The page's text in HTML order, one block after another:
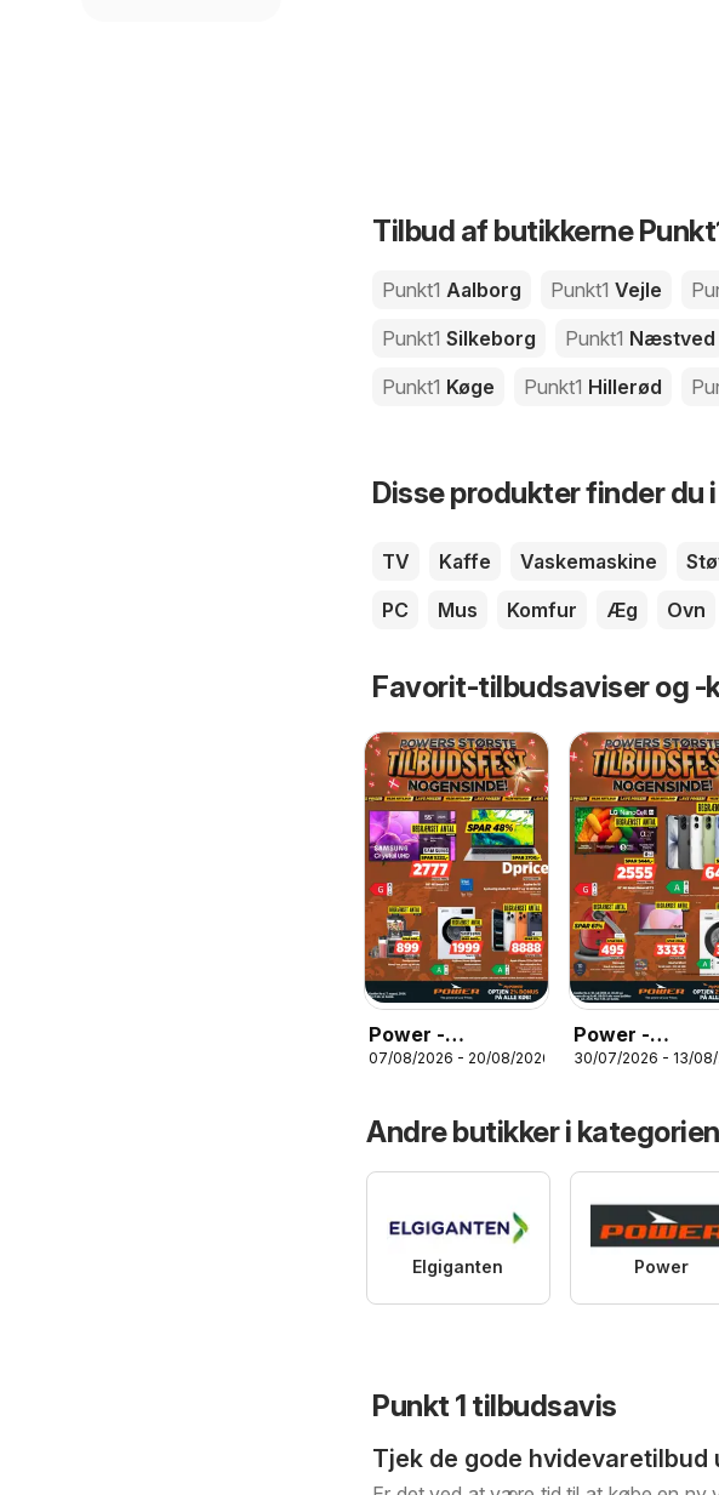
Tilbud af butikkerne
Punkt1 Aalborg Punkt1 Vejle
Punkt1 Silkeborg Punkt1 Næstved
Punkt1 Køge Punkt1 Hillerød
Disse produkter finder du
TV Kaffe Vaskemaskine
PC
Mus Komfur Æg Ovn
Favorit-tilbudsaviser og -
Power -
Tilbudsfest
07/08/2026 - 20/08/2026
Power -
Tilbudsavis
30/07/2026 - 13/08/
Andre butikker i
Elgiganten Power
Punkt 1 tilbudsavis
Tjek de gode hvidevaretilbud